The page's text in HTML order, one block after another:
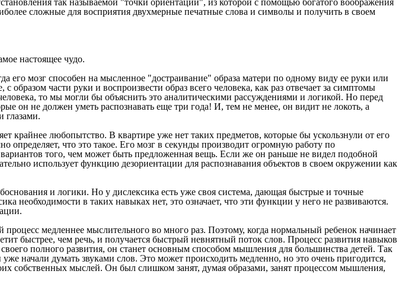
так называемой "точки ориентации", из которой с помощью богатого воображения
сложные для восприятия двухмерные печатные слова и символы и получить в своем
настоящее чудо.
его мозг способен на мысленное "достраивание" образа матери по одному виду ее руки или
части руки и воспроизвести образ всего человека, как раз отвечает за симптомы
то мы могли бы объяснить это аналитическими рассуждениями и логикой. Но перед
он не должен уметь распознавать еще три года! И, тем не менее, он видит не локоть, а
глазами.
крайнее любопытство. В квартире уже нет таких предметов, которые бы ускользнули от его
определяет, что это такое. Его мозг в секунды производит огромную работу по
того, чем может быть предложенная вещь. Если же он раньше не видел подобной
использует функцию дезориентации для распознавания объектов в своем окружении как
и логики. Но у дислексика есть уже своя система, дающая быстрые и точные
необходимости в таких навыках нет, это означает, что эти функции у него не развиваются.
медленнее мыслительного во много раз. Поэтому, когда нормальный ребенок начинает
быстрее, чем речь, и получается быстрый невнятный поток слов. Процесс развития навыков
полного развития, он станет основным способом мышления для большинства детей. Так
начали думать звуками слов. Это может происходить медленно, но это очень пригодится,
собственных мыслей. Он был слишком занят, думая образами, занят процессом мышления,